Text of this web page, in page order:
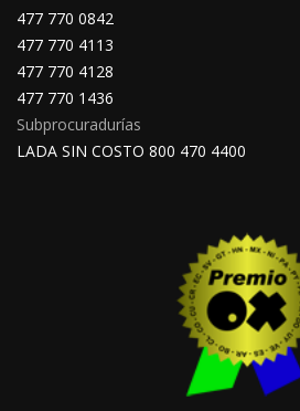
477 770 0842
477 770 4113
477 770 4128
477 770 1436
Subprocuradurías
LADA SIN COSTO 800 470 4400